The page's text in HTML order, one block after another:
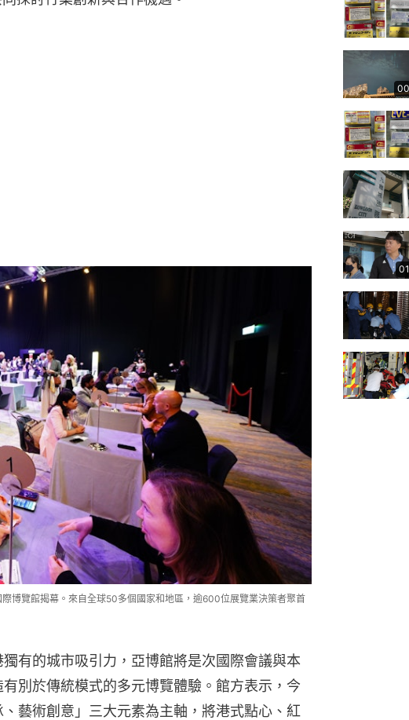
博覽館揭幕。來自全球50多個國家和地區，逾600位展覽業決策者聚首
有的城市吸引力，亞博館將是次國際會議與本
別於傳統模式的多元博覽體驗。館方表示，今
藝術創意」三大元素為主軸，將港式點心、紅